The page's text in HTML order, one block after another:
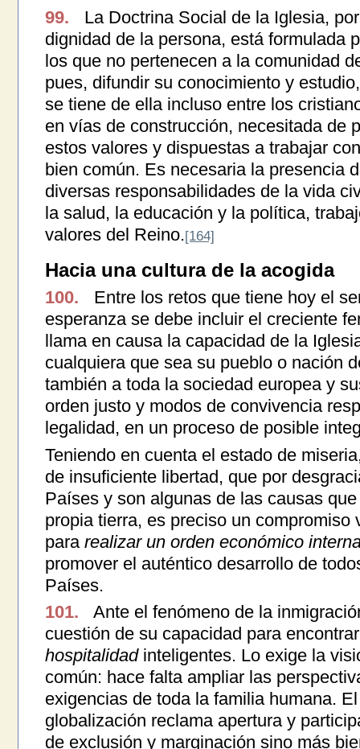
99.
La Doctrina Social de la Iglesia,
dignidad de la persona, está formulada
los que no pertenecen a la comunidad
pues, difundir su conocimiento y
se tiene de ella incluso entre los
en vías de construcción, necesitada de
estos valores y dispuestas a trabajar
bien común. Es necesaria la presencia
diversas responsabilidades de la vida
la salud, la educación y la política,
valores del Reino.[164]
Hacia una cultura de la acogida
100.
Entre los retos que tiene hoy el
esperanza se debe incluir el creciente
llama en causa la capacidad de la
cualquiera que sea su pueblo o nación
también a toda la sociedad europea y
orden justo y modos de convivencia
legalidad, en un proceso de posible
Teniendo en cuenta el estado de
de insuficiente libertad, que por
Países y son algunas de las causas
propia tierra, es preciso un compromiso
para realizar un orden económico
promover el auténtico desarrollo de
Países.
101.
Ante el fenómeno de la
cuestión de su capacidad para
hospitalidadinteligentes. Lo exige la
común: hace falta ampliar las
exigencias de toda la familia humana.
globalización reclama apertura y
de exclusión y marginación sino más